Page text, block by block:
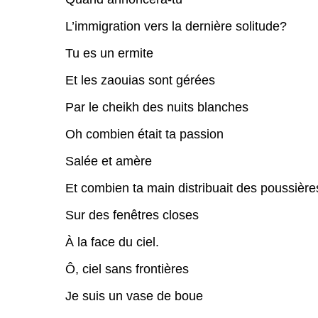
L’immigration vers la dernière solitude?
Tu es un ermite
Et les zaouias sont gérées
Par le cheikh des nuits blanches
Oh combien était ta passion
Salée et amère
Et combien ta main distribuait des
Sur des fenêtres closes
À la face du ciel.
Ô, ciel sans frontières
Je suis un vase de boue